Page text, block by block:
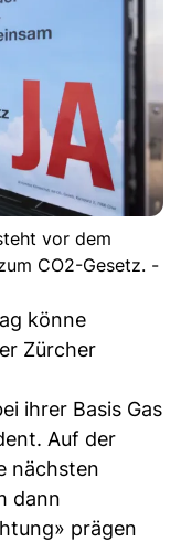
vor dem
CO2-Gesetz. -
könne
Zürcher
ihrer Basis Gas
Auf der
nächsten
dann
prägen